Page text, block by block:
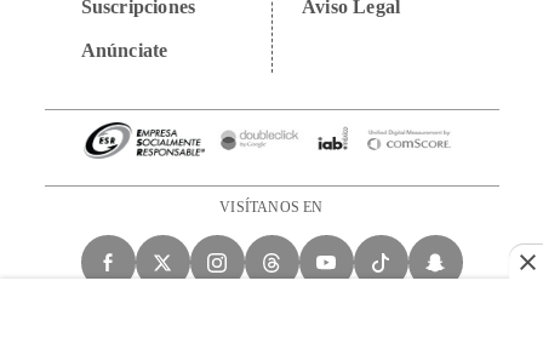
Suscripciones
Anúnciate
Aviso Legal
VISÍTANOS EN